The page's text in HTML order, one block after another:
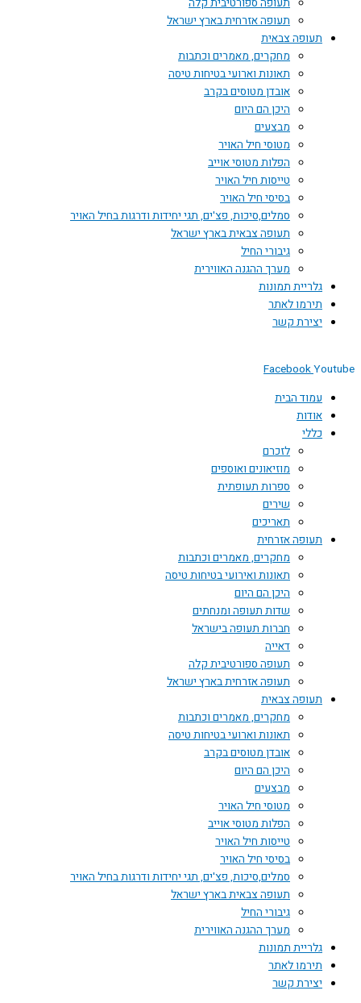
תעופה ספורטיבית קלה
תעופה אזרחית בארץ ישראל
תעופה צבאית
מחקרים, מאמרים וכתבות
תאונות וארועי בטיחות טיסה
אובדן מטוסים בקרב
היכן הם היום
מבצעים
מטוסי חיל האויר
הפלות מטוסי אוייב
טייסות חיל האויר
בסיסי חיל האויר
סמלים,סיכות, פצ'ים, תגי יחידות ודרגות בחיל האויר
תעופה צבאית בארץ ישראל
גיבורי החיל
מערך ההגנה האווירית
גלריית תמונות
תירמו לאתר
יצירת קשר
FacebookYoutube
עמוד הבית
אודות
כללי
לזכרם
מוזיאונים ואוספים
ספרות תעופתית
שירים
תאריכים
תעופה אזרחית
מחקרים, מאמרים וכתבות
תאונות ואירועי בטיחות טיסה
היכן הם היום
שדות תעופה ומנחתים
חברות תעופה בישראל
דאייה
תעופה ספורטיבית קלה
תעופה אזרחית בארץ ישראל
תעופה צבאית
מחקרים, מאמרים וכתבות
תאונות וארועי בטיחות טיסה
אובדן מטוסים בקרב
היכן הם היום
מבצעים
מטוסי חיל האויר
הפלות מטוסי אוייב
טייסות חיל האויר
בסיסי חיל האויר
סמלים,סיכות, פצ'ים, תגי יחידות ודרגות בחיל האויר
תעופה צבאית בארץ ישראל
גיבורי החיל
מערך ההגנה האווירית
גלריית תמונות
תירמו לאתר
יצירת קשר